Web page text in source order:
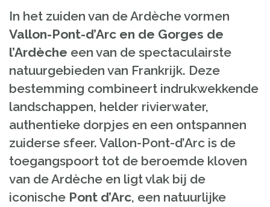
In het zuiden van de Ardèche vormen
Vallon-Pont-d’Arc en de Gorges de
l’Ardèche een van de spectaculairste
natuurgebieden van Frankrijk. Deze
bestemming combineert indrukwekkende
landschappen, helder rivierwater,
authentieke dorpjes en een ontspannen
zuiderse sfeer. Vallon-Pont-d’Arc is de
toegangspoort tot de beroemde kloven
van de Ardèche en ligt vlak bij de
iconische Pont d’Arc, een natuurlijke